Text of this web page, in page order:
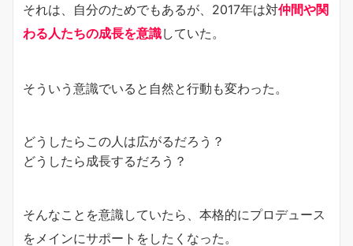
それは、自分のためでもあるが、2017年は対仲間や関
わる人たちの成長を意識していた。
そういう意識でいると自然と行動も変わった。
どうしたらこの人は広がるだろう？
どうしたら成長するだろう？
そんなことを意識していたら、本格的にプロデュース
をメインにサポートをしたくなった。